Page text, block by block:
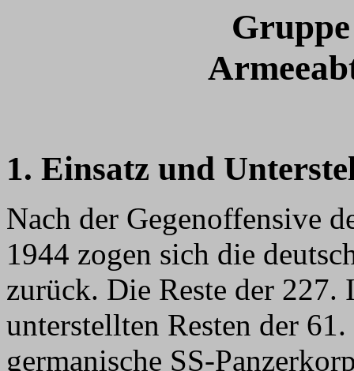
1. Einsatz und
Nach der Gegenoffensive
1944 zogen sich die
zurück. Die Reste der
unterstellten Resten der
germanische SS-